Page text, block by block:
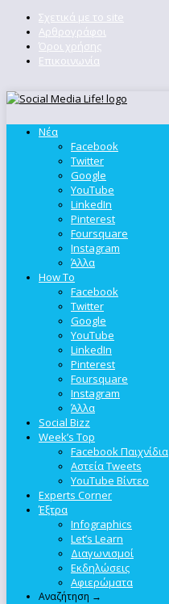
Σχετικά με το site
Αρθρογράφοι
Όροι χρήσης
Επικοινωνία
Νέα
Facebook
Twitter
Google
YouTube
LinkedIn
Pinterest
Foursquare
Instagram
Άλλα
How To
Facebook
Twitter
Google
YouTube
LinkedIn
Pinterest
Foursquare
Instagram
Άλλα
Social Bizz
Week’s Top
Facebook Παιχνίδια
Αστεία Tweets
YouTube Βίντεο
Experts Corner
Έξτρα
Infographics
Let’s Learn
Διαγωνισμοί
Εκδηλώσεις
Αφιερώματα
Αναζήτηση →